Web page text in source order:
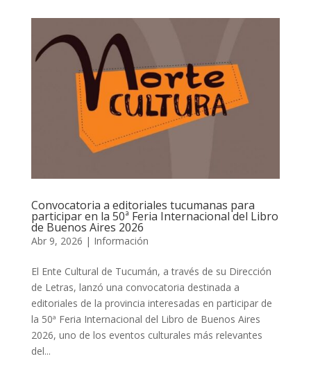
Convocatoria a editoriales tucumanas para
participar en la 50ª Feria Internacional del Libro
de Buenos Aires 2026
Abr 9, 2026 | Información
El Ente Cultural de Tucumán, a través de su Dirección
de Letras, lanzó una convocatoria destinada a
editoriales de la provincia interesadas en participar de
la 50ª Feria Internacional del Libro de Buenos Aires
2026, uno de los eventos culturales más relevantes
del...